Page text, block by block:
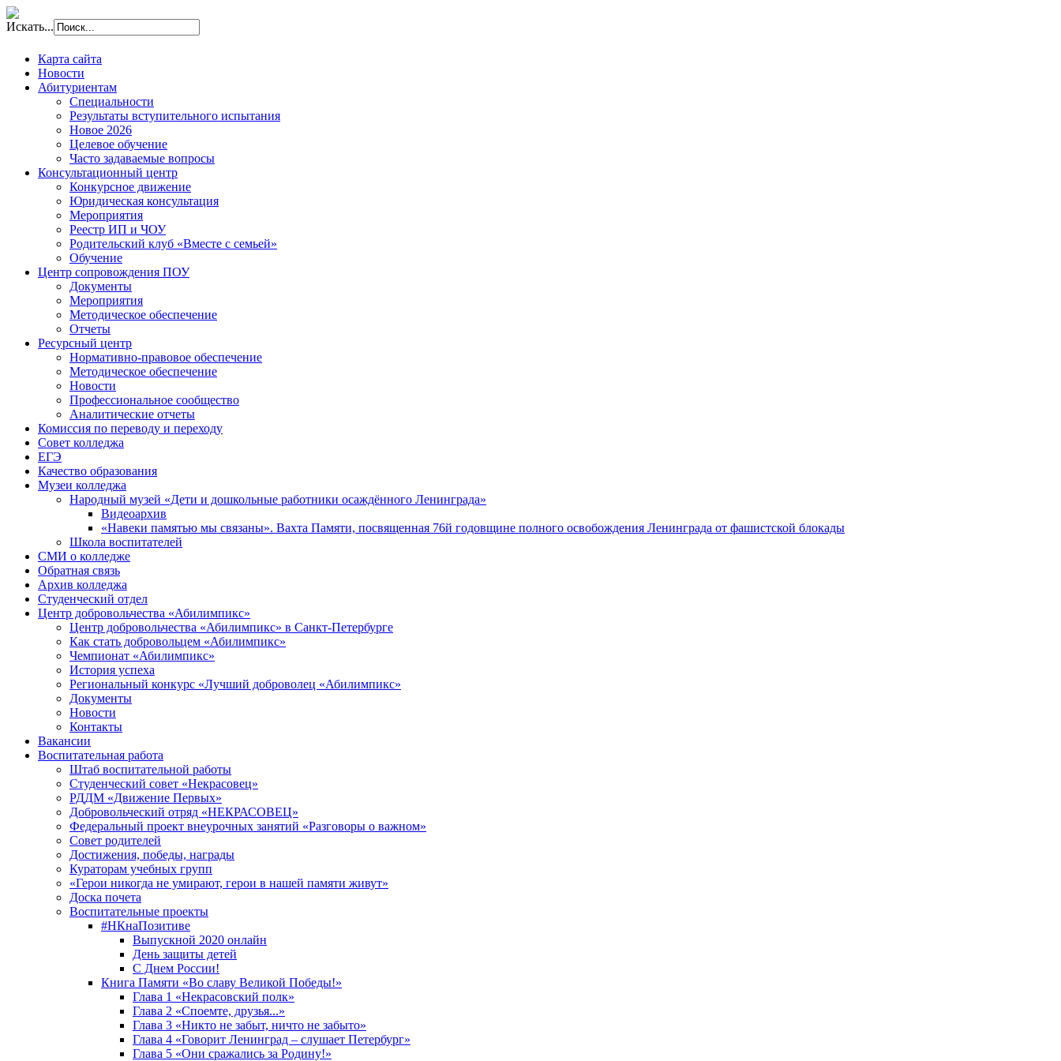
Искать...
Карта сайта
Новости
Абитуриентам
Специальности
Результаты вступительного испытания
Новое 2026
Целевое обучение
Часто задаваемые вопросы
Консультационный центр
Конкурсное движение
Юридическая консультация
Мероприятия
Реестр ИП и ЧОУ
Родительский клуб «Вместе с семьей»
Обучение
Центр сопровождения ПОУ
Документы
Мероприятия
Методическое обеспечение
Отчеты
Ресурсный центр
Нормативно-правовое обеспечение
Методическое обеспечение
Новости
Профессиональное сообщество
Аналитические отчеты
Комиссия по переводу и переходу
Совет колледжа
ЕГЭ
Качество образования
Музеи колледжа
Народный музей «Дети и дошкольные работники осаждённого Ленинграда»
Видеоархив
«Навеки памятью мы связаны». Вахта Памяти, посвященная 76й годовщине полного освобождения Ленинграда от фашистской блокады
Школа воспитателей
СМИ о колледже
Обратная связь
Архив колледжа
Студенческий отдел
Центр добровольчества «Абилимпикс»
Центр добровольчества «Абилимпикс» в Санкт-Петербурге
Как стать добровольцем «Абилимпикс»
Чемпионат «Абилимпикс»
История успеха
Региональный конкурс «Лучший доброволец «Абилимпикс»
Документы
Новости
Контакты
Вакансии
Воспитательная работа
Штаб воспитательной работы
Студенческий совет «Некрасовец»
РДДМ «Движение Первых»
Добровольческий отряд «НЕКРАСОВЕЦ»
Федеральный проект внеурочных занятий «Разговоры о важном»
Совет родителей
Достижения, победы, награды
Кураторам учебных групп
«Герои никогда не умирают, герои в нашей памяти живут»
Доска почета
Воспитательные проекты
#НКнаПозитиве
Выпускной 2020 онлайн
День защиты детей
С Днем России!
Книга Памяти «Во славу Великой Победы!»
Глава 1 «Некрасовский полк»
Глава 2 «Споемте, друзья...»
Глава 3 «Никто не забыт, ничто не забыто»
Глава 4 «Говорит Ленинград – слушает Петербург»
Глава 5 «Они сражались за Родину!»